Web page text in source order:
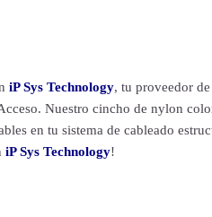
iP Sys Technology, tu proveedor
Nuestro cincho de nylon
en tu sistema de cableado
iP Sys Technology!